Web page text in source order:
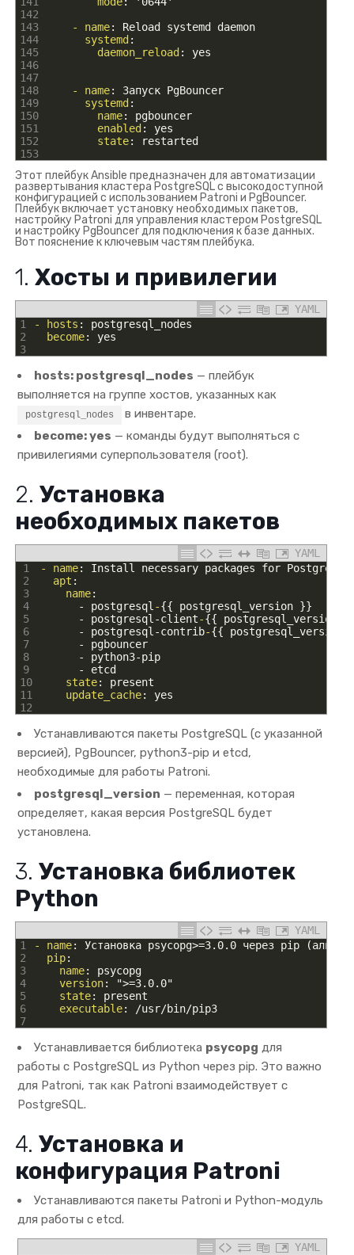
142
143
144
145
146
147
148
149
150
151
152
153
- name: Reload systemd daemon
systemd :
daemon_reload : yes
- name: Запуск PgBouncer
systemd :
name: pgbouncer
enabled : yes
state: restarted
Этот плейбук Ansible предназначен для автоматизации
развертывания кластера PostgreSQL с высокодоступной
конфигурацией с использованием Patroni и PgBouncer.
Плейбук включает установку необходимых пакетов,
настройку Patroni для управления кластером PostgreSQL
и настройку PgBouncer для подключения к базе данных.
Вот пояснение к ключевым частям плейбука.
1.Хосты и привилегии
YAML
1
2
3
- hosts : postgresql_nodes
become: yes
hosts: postgresql_nodes — плейбук
выполняется на группе хостов, указанных как
postgresql_nodes
в инвентаре.
become: yes — команды будут выполняться с
привилегиями суперпользователя (root).
2.Установка
необходимых пакетов
YAML
1
2
3
4
5
6
7
8
9
10
11
12
- name: Install necessary packages for PostgreSQL
apt :
name:
-
postgresql -{{ postgresql _version }}
-
postgresql-client-{{ postgresql _version
-
postgresql-contrib-{{ postgresql _version
-
pgbouncer
-
python3-pip
-
etcd
state: present
update_cache: yes
Устанавливаются пакеты PostgreSQL (с указанной
версией), PgBouncer, python3-pip и etcd,
необходимые для работы Patroni.
postgresql_version — переменная, которая
определяет, какая версия PostgreSQL будет
установлена.
3.Установка библиотек
Python
YAML
1
2
3
4
5
6
7
- name: Установка psycopg>=3. 0. 0 через pip (
pip:
name: psycopg
version: ">=3. 0. 0"
state: present
executable: /usr/bin/pip3
Устанавливается библиотека psycopg для
работы с PostgreSQL из Python через pip. Это важно
для Patroni, так как Patroni взаимодействует с
PostgreSQL.
4.Установка и
конфигурация Patroni
Устанавливаются пакеты Patroni и Python-модуль
для работы с etcd.
YAML